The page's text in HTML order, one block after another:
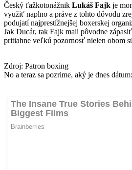
Český ťažkotonážnik Lukáš Fajk je
využiť naplno a práve z tohto dôvodu
podujatí najprestížnejšej boxerskej
Jak Ducár, tak Fajk mali pôvodne
pritiahne veľkú pozornosť nielen obom
Zdroj: Patron boxing
No a teraz sa pozrime, aký je dnes